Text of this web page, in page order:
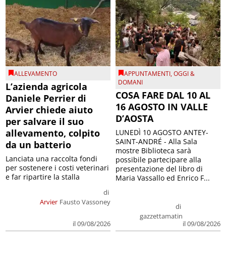
ALLEVAMENTO
L’azienda agricola
Daniele Perrier di
Arvier chiede aiuto
per salvare il suo
allevamento, colpito
da un batterio
Arvier
di
Fausto Vassoney
il 09/08/2026
Lanciata una raccolta fondi
per sostenere i costi veterinari
e far ripartire la stalla
APPUNTAMENTI,OGGI &
DOMANI
COSA FARE DAL 10 AL
16 AGOSTO IN VALLE
D’AOSTA
di
gazzettamatin
il 09/08/2026
LUNEDÌ 10 AGOSTO ANTEY-
SAINT-ANDRÉ - Alla Sala
mostre Biblioteca sarà
possibile partecipare alla
presentazione del libro di
Maria Vassallo ed Enrico F...